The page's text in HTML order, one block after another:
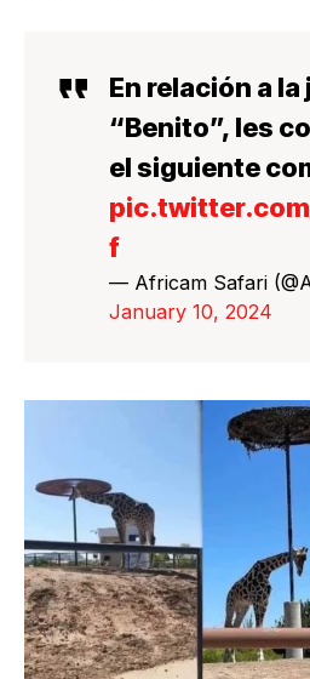
En relación a
“Benito”, les
el siguiente
f
— Africam Safari
January 10, 2024